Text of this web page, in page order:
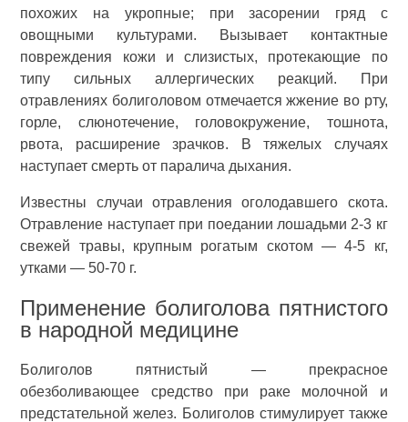
похожих на укропные; при засорении гряд с
овощными культурами. Вызывает контактные
повреждения кожи и слизистых, протекающие по
типу сильных аллергических реакций. При
отравлениях болиголовом отмечается жжение во рту,
горле, слюнотечение, головокружение, тошнота,
рвота, расширение зрачков. В тяжелых случаях
наступает смерть от паралича дыхания.
Известны случаи отравления оголодавшего скота.
Отравление наступает при поедании лошадьми 2-3 кг
свежей травы, крупным рогатым скотом — 4-5 кг,
утками — 50-70 г.
Применение болиголова пятнистого
в народной медицине
Болиголов пятнистый — прекрасное
обезболивающее средство при раке молочной и
предстательной желез. Болиголов стимулирует также